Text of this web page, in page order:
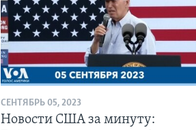
СЕНТЯБРЬ 05, 2023
Новости США за минуту: